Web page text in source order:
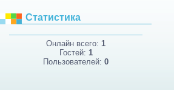
Статистика
Онлайн всего: 1
Гостей: 1
Пользователей: 0